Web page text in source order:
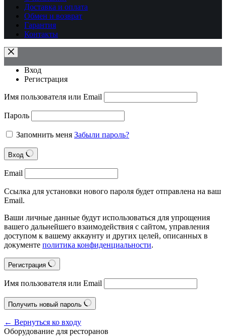
Доставка и оплата
Обмен и возврат
Гарантия
Контакты
Вход
Регистрация
Имя пользователя или Email
Пароль
Запомнить меня Забыли пароль?
Вход
Email
Ссылка для установки нового пароля будет отправлена на ваш
Email.
Ваши личные данные будут использоваться для упрощения
вашего дальнейшего взаимодействия с сайтом, управления
доступом к вашему аккаунту и других целей, описанных в
документе политика конфиденциальности.
Регистрация
Имя пользователя или Email
Получить новый пароль
← Вернуться ко входу
Оборудование для ресторанов